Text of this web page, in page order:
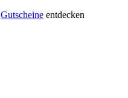
Gutscheine entdecken